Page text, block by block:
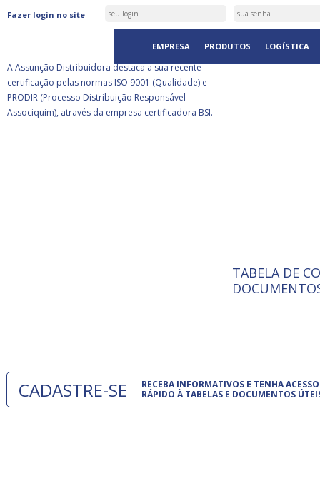
Fazer login no site
EMPRESA PRODUTOS LOGÍSTICA
ASSUNÇÃO DISTRIBUIDORA É
CERTIFICADA PELA BSI
A Assunção Distribuidora destaca a sua recente
certificação pelas normas ISO 9001 (Qualidade) e
PRODIR (Processo Distribuição Responsável –
Associquim), através da empresa certificadora BSI.
ISO 9001:
A
TABELA DE
CADASTRE-SE
RECEBA INFORMATIVOS E TENHA ACESSO
RÁPIDO À TABELAS E DOCUMENTOS